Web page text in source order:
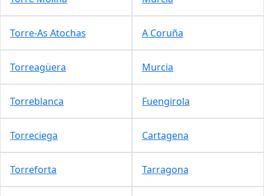
Torre-As Atochas A Coruña
Torreagüera Murcia
Torreblanca Fuengirola
Torreciega Cartagena
Torreforta Tarragona